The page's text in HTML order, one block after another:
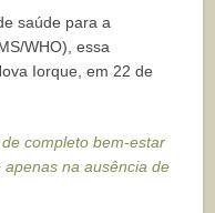
saúde para a
WHO), essa
Iorque, em 22 de
completo bem-estar
na ausência de